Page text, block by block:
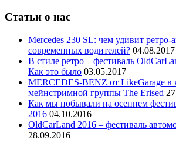
Статьи о нас
Mercedes 230 SL: чем удивит ретро-
современных водителей? 04.08.2017
В стиле ретро – фестиваль
Как это было 03.05.2017
MERCEDES-BENZ от LikeGarage в
мейнстримной группы The Erised
Как мы побывали на осеннем
2016 04.10.2016
OldCarLand 2016 – фестиваль
28.09.2016